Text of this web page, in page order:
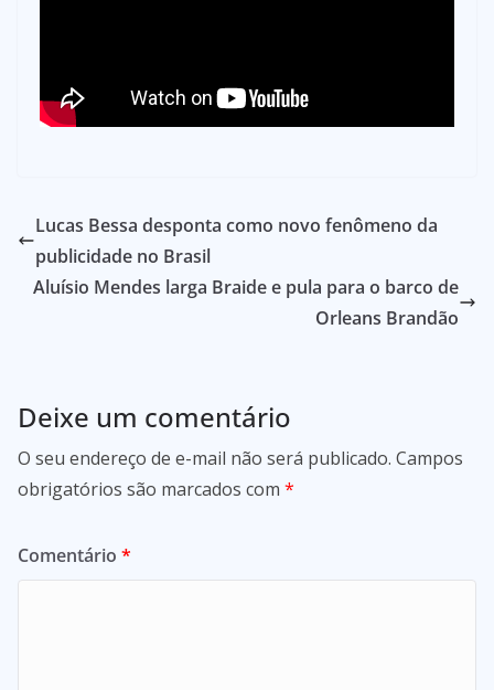
Lucas Bessa desponta como novo fenômeno da
publicidade no Brasil
Aluísio Mendes larga Braide e pula para o barco de
Orleans Brandão
Deixe um comentário
O seu endereço de e-mail não será publicado. Campos
obrigatórios são marcados com *
Comentário *